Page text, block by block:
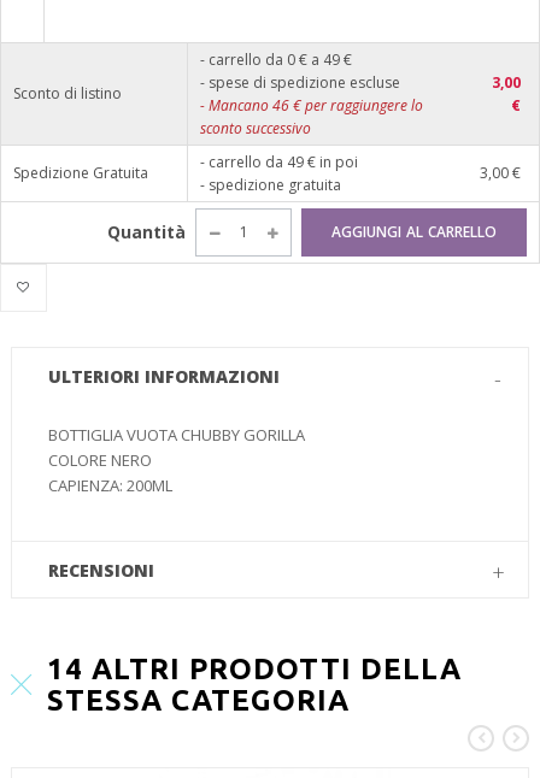
Sconto di listino
- carrello da 0 € a 49 €
- spese di spedizione escluse
-Mancano46€ per raggiungere lo
sconto successivo
3,00
€
Spedizione Gratuita
- carrello da 49 € in poi
- spedizione gratuita
3,00 €
Quantità AGGIUNGI AL CARRELLO
ULTERIORI INFORMAZIONI
BOTTIGLIA VUOTA CHUBBY GORILLA
COLORE NERO
CAPIENZA: 200ML
RECENSIONI
14 ALTRI PRODOTTI DELLA
STESSA CATEGORIA